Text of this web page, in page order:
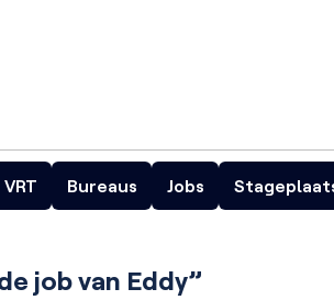
Bureaus Jobs
job van Eddy”